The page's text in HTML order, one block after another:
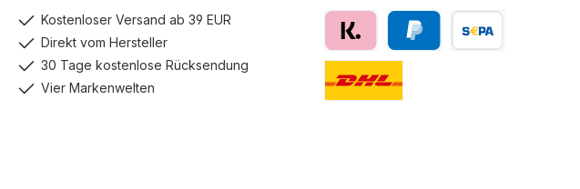
Kostenloser Versand ab 39 EUR
Direkt vom Hersteller
30 Tage kostenlose Rücksendung
Vier Markenwelten
PayPal
Klarna